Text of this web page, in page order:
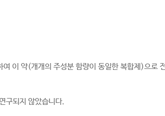
이 약(개개의 주성분 함량이 동일한 복합제)으로
구되지 않았습니다.